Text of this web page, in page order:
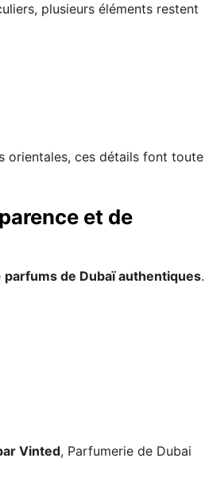
plusieurs éléments restent
orientales, ces détails font toute
et de
parfums de Dubaï authentiques.
Vinted, Parfumerie de Dubai